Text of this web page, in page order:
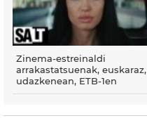
Zinema-estreinaldi
arrakastatsuenak, euskaraz,
udazkenean, ETB-1en